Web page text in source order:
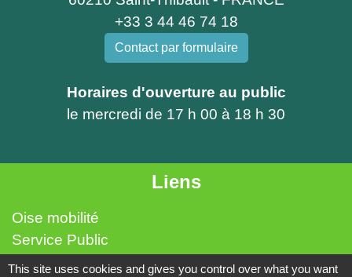
+33 3 44 46 74 18
Contact par formulaire
Horaires d'ouverture au public
le mercredi de 17 h 00 à 18 h 30
Liens
Oise mobilité
Service Public
Agence EDF proche de St Thibault
This site uses cookies and gives you control over what you want